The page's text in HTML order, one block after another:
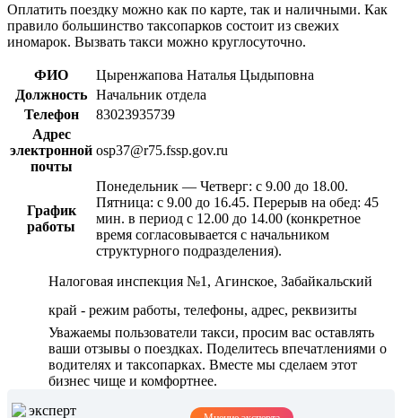
Оплатить поездку можно как по карте, так и наличными. Как
правило большинство таксопарков состоит из свежих
иномарок. Вызвать такси можно круглосуточно.
ФИО
Цыренжапова Наталья Цыдыповна
Должность Начальник отдела
Телефон
83023935739
Адрес
электронной
почты
osp37@r75.fssp.gov.ru
График
работы
Понедельник — Четверг: с 9.00 до 18.00.
Пятница: с 9.00 до 16.45. Перерыв на обед: 45
мин. в период с 12.00 до 14.00 (конкретное
время согласовывается с начальником
структурного подразделения).
Налоговая инспекция №1, Агинское, Забайкальский
край - режим работы, телефоны, адрес, реквизиты
Уважаемы пользователи такси, просим вас оставлять
ваши отзывы о поездках. Поделитесь впечатлениями о
водителях и таксопарках. Вместе мы сделаем этот
бизнес чище и комфортнее.